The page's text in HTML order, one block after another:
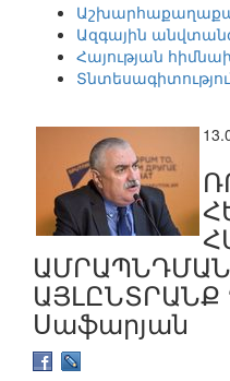
Ազգային
Հայության
ԱՅԼԸՆՏՐԱՆՔ
Սաֆարյան